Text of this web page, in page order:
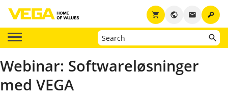
key
email
public
shopping_cart
Webinar: Softwareløsninger
med VEGA